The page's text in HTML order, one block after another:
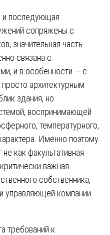
и последующая
сопряжены с
значительная часть
связана с
и в особенности — с
архитектурным
здания, но
воспринимающей
температурного,
Именно поэтому
как факультативная
важная
собственника,
управляющей компании.
требований к